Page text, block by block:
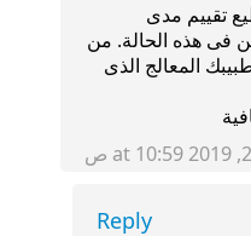
تقييم مدى
فى هذه الحالة. من
المعالج الذى
Reply